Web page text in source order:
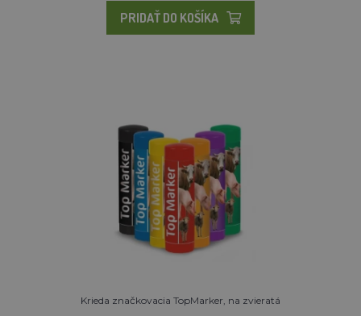
PRIDAŤ DO KOŠÍKA
Krieda značkovacia TopMarker, na zvieratá